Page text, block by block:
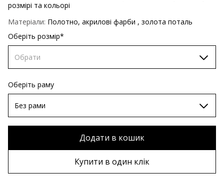
розмірі та кольорі
Матеріали: Полотно, акрилові фарби , золота поталь
Оберіть розмір*
Обрати
60х90 см
70х100 см
80х120 см
90х130 см
100х150 см
Оберіть раму
Без рами
Без рами
Дерев'яна рама
Металева рама
Додати в кошик
Купити в один клік